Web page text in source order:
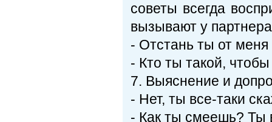
советы всегда
вызывают у
- Отстань ты от
- Кто ты такой,
7. Выяснение и
- Нет, ты все-таки
- Как ты смеешь? Ты